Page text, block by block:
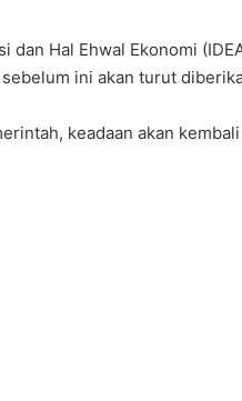
Hal Ehwal Ekonomi
ini akan turut
keadaan akan